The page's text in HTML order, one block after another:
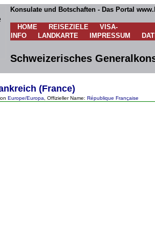
Konsulate und Botschaften - Das Portal
HOME REISEZIELE
VISA-
INFO
LANDKARTE IMPRESSUM
Schweizerisches
(France)
Europe/Europa , Offizieller Name: République Française